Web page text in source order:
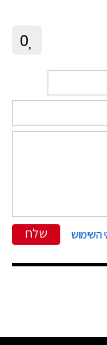
0
השימוש שלח